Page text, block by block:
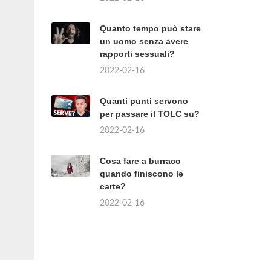
Quanto tempo può stare
un uomo senza avere
rapporti sessuali?
2022-02-16
Quanti punti servono
per passare il TOLC su?
2022-02-16
Cosa fare a burraco
quando finiscono le
carte?
2022-02-16